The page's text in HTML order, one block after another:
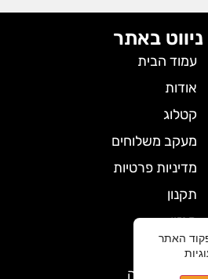
ניווט באתר
עמוד הבית
אודות
קטלוג
מעקב משלוחים
מדיניות פרטיות
תקנון
מגזין
צרו קשר
ביטול הזמנה
האתר